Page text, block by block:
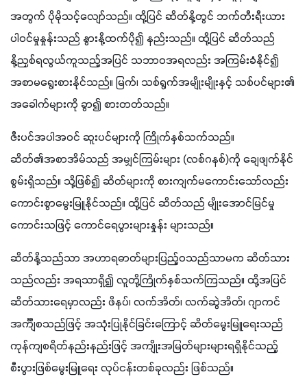
အတွက် ပိုမိုသင့်လျော်သည်။ ထို့ပြင် ဆိတ်နို့တွင် ဘက်တီးရီးယား
ပါ၀င်မှုနှုန်းသည် နွားနို့ထက်ပို၍ နည်းသည်။ ထို့ပြင် ဆိတ်သည်
နို့ညှစ်ရလွယ်ကူသည့်အပြင် သဘာ၀အရလည်း အကြမ်းခံနိုင်၍
အစာမရွေးစားနိုင်သည်။ မြက်၊ သစ်ရွက်အမျိုးမျိုးနှင့် သစ်ပင်များ၏
အခေါက်များကို ခွာ၍ စားတတ်သည်။
ဇီးပင်အပါအ၀င် ဆူးပင်များကို ကြိုက်နှစ်သက်သည်။
ဆိတ်၏အစာအိမ်သည် အမျှင်ကြမ်းများ (လစ်ဂနစ်)ကို ချေဖျက်နိုင်
စွမ်းရှိသည်။ သို့ဖြစ်၍ ဆိတ်များကို စားကျက်မကောင်းသော်လည်း
ကောင်းစွာမွေးမြူနိုင်သည်။ ထို့ပြင် ဆိတ်သည် မျိုးအောင်မြင်မှု
ကောင်းသဖြင့် ကောင်ရေပွားများနှုန်း များသည်။
ဆိတ်နို့သည်သာ အဟာရဓာတ်များပြည့်၀သည်သာမက ဆိတ်သား
သည်လည်း အရသာရှိ၍ လူတို့ကြိုက်နှစ်သက်ကြသည်။ ထို့အပြင်
ဆိတ်သားရေမှာလည်း ဖိနပ်၊ လက်အိတ်၊ လက်ဆွဲအိတ်၊ ဂျာကင်
အင်္ကျီစသည်ဖြင့် အသုံးပြုနိုင်ခြင်းကြောင့် ဆိတ်မွေးမြူရေးသည်
ကုန်ကျစရိတ်နည်းနည်းဖြင့် အကျိုးအမြတ်များများရရှိနိုင်သည့်
စီးပွားဖြစ်မွေးမြူရေး လုပ်ငန်းတစ်ခုလည်း ဖြစ်သည်။